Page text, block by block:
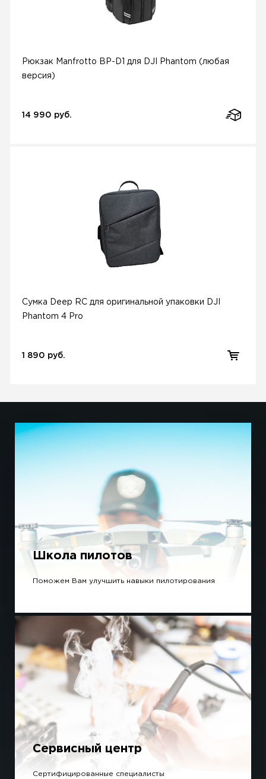
Рюкзак Manfrotto BP-D1 для DJI Phantom (любая
версия)
14 990 руб.
Сумка Deep RC для оригинальной упаковки DJI
Phantom 4 Pro
1 890 руб.
Школа пилотов
Поможем Вам улучшить навыки пилотирования
Сервисный центр
Сертифицированные специалисты